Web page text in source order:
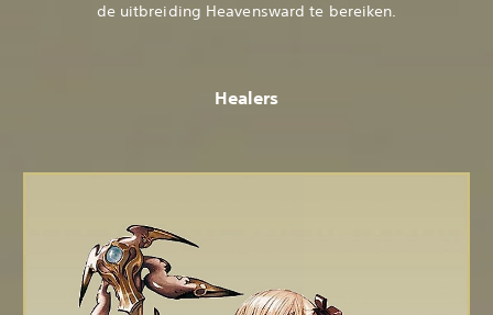
de uitbreiding Heavensward te bereiken.
Healers